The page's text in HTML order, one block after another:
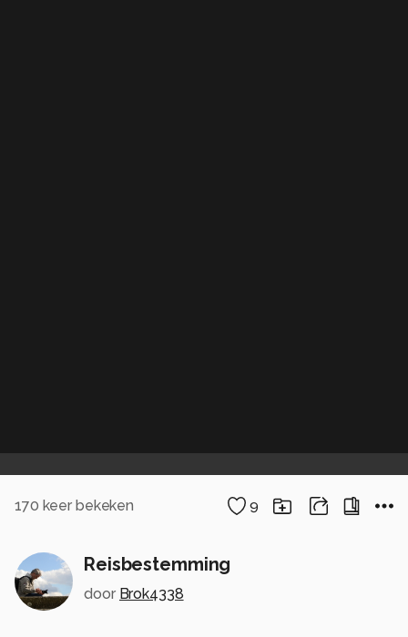
170 keer bekeken 9
Reisbestemming
door Brok4338